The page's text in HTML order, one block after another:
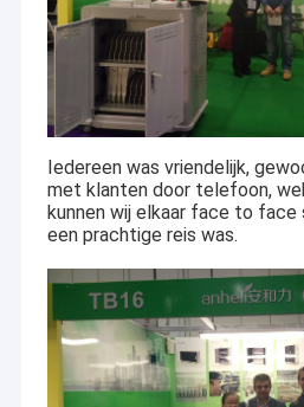
Iedereen was vriendelijk,
met klanten door telefoon,
kunnen wij elkaar face to face
een prachtige reis was.